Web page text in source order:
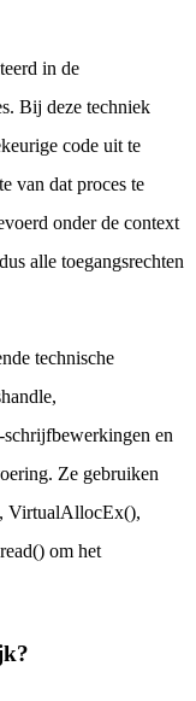
in de
Bij deze techniek
code uit te
van dat proces te
onder de context
alle toegangsrechten
technische
en
Ze gebruiken
VirtualAllocEx(),
om het